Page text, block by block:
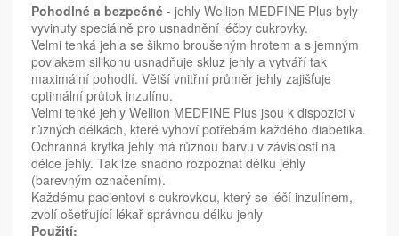
Pohodlné a bezpečné - jehly Wellion MEDFINE Plus byly
vyvinuty speciálně pro usnadnění léčby cukrovky.
Velmi tenká jehla se šikmo broušeným hrotem a s jemným
povlakem silikonu usnadňuje skluz jehly a vytváří tak
maximální pohodlí. Větší vnitřní průměr jehly zajišťuje
optimální průtok inzulínu.
Velmi tenké jehly Wellion MEDFINE Plus jsou k dispozici v
různých délkách, které vyhoví potřebám každého diabetika.
Ochranná krytka jehly má různou barvu v závislosti na
délce jehly. Tak lze snadno rozpoznat délku jehly
(barevným označením).
Každému pacientovi s cukrovkou, který se léčí inzulínem,
zvolí ošetřující lékař správnou délku jehly
Použití: